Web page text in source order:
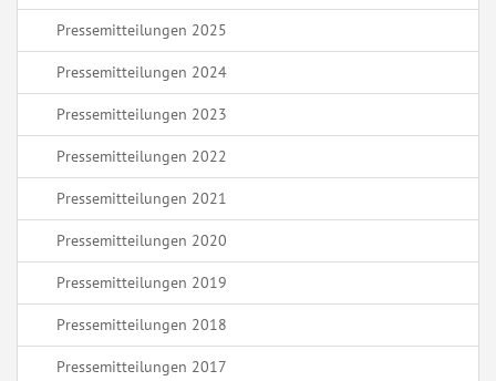
Pressemitteilungen 2025
Pressemitteilungen 2024
Pressemitteilungen 2023
Pressemitteilungen 2022
Pressemitteilungen 2021
Pressemitteilungen 2020
Pressemitteilungen 2019
Pressemitteilungen 2018
Pressemitteilungen 2017